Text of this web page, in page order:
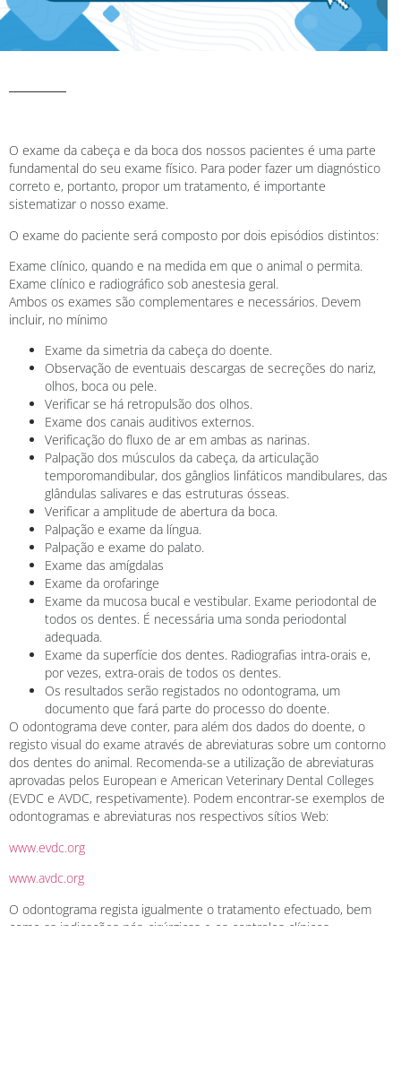
O exame da cabeça e da boca dos nossos pacientes é uma parte
fundamental do seu exame físico. Para poder fazer um diagnóstico
correto e, portanto, propor um tratamento, é importante
sistematizar o nosso exame.
O exame do paciente será composto por dois episódios distintos:
Exame clínico, quando e na medida em que o animal o permita.
Exame clínico e radiográfico sob anestesia geral.
Ambos os exames são complementares e necessários. Devem
incluir, no mínimo
Exame da simetria da cabeça do doente.
Observação de eventuais descargas de secreções do nariz,
olhos, boca ou pele.
Verificar se há retropulsão dos olhos.
Exame dos canais auditivos externos.
Verificação do fluxo de ar em ambas as narinas.
Palpação dos músculos da cabeça, da articulação
temporomandibular, dos gânglios linfáticos mandibulares, das
glândulas salivares e das estruturas ósseas.
Verificar a amplitude de abertura da boca.
Palpação e exame da língua.
Palpação e exame do palato.
Exame das amígdalas
Exame da orofaringe
Exame da mucosa bucal e vestibular. Exame periodontal de
todos os dentes. É necessária uma sonda periodontal
adequada.
Exame da superfície dos dentes. Radiografias intra-orais e,
por vezes, extra-orais de todos os dentes.
Os resultados serão registados no odontograma, um
documento que fará parte do processo do doente.
O odontograma deve conter, para além dos dados do doente, o
registo visual do exame através de abreviaturas sobre um contorno
dos dentes do animal. Recomenda-se a utilização de abreviaturas
aprovadas pelos European e American Veterinary Dental Colleges
(EVDC e AVDC, respetivamente). Podem encontrar-se exemplos de
odontogramas e abreviaturas nos respectivos sítios Web:
www.evdc.org
www.avdc.org
O odontograma regista igualmente o tratamento efectuado, bem
como as indicações pós-cirúrgicas e os controlos clínicos